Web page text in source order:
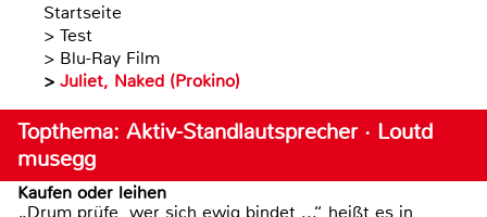
Startseite
> Test
> Blu-Ray Film
> Juliet, Naked (Prokino)
Topthema: Aktiv-Standlautsprecher · Loutd
musegg
Kaufen oder leihen
„Drum prüfe, wer sich ewig bindet ...“ heißt es in